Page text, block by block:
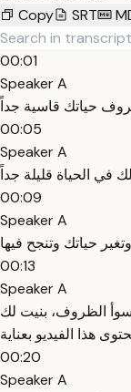
Copy
SRT
00:01
Speaker A
00:05
Speaker A
00:09
Speaker A
00:13
Speaker A
الظروف، بنيت لك
00:20
Speaker A